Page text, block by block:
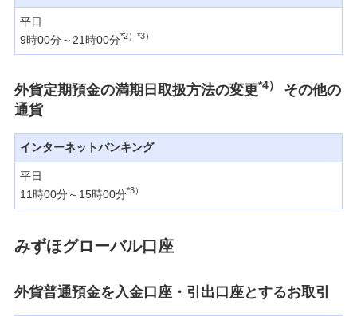
平日
9時00分～21時00分*2）*3）
外貨定期預金の満期日取扱方法の変更*4）
その他の
通貨
インターネットバンキング
平日
11時00分～15時00分*3）
みずほグローバル口座
外貨普通預金を入金口座・引出口座とするお取引